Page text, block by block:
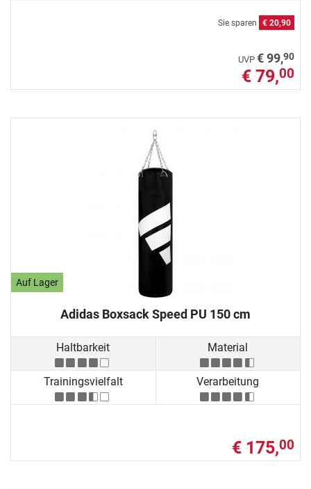
Sie sparen € 20,90
UVP € 99,90
€ 79,00
Auf Lager
Adidas Boxsack Speed PU 150 cm
Haltbarkeit Material
Trainingsvielfalt Verarbeitung
€ 175,00